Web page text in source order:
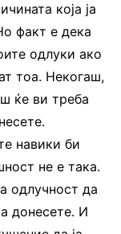
која ја
факт е дека
одлуки ако
тоа. Некогаш,
ќе ви треба
навики би
не е така.
одлучност да
донесете. И